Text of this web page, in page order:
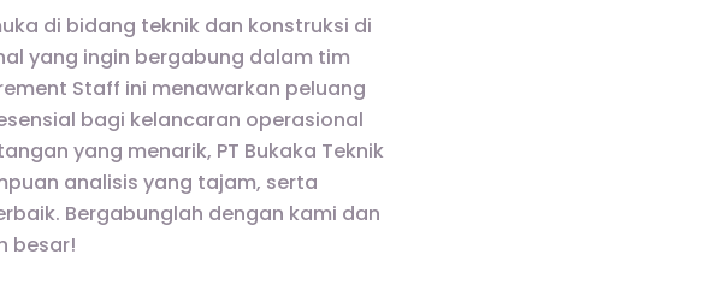
di bidang teknik dan konstruksi di
yang ingin bergabung dalam tim
Staff ini menawarkan peluang
bagi kelancaran operasional
yang menarik, PT Bukaka Teknik
analisis yang tajam, serta
Bergabunglah dengan kami dan
besar!